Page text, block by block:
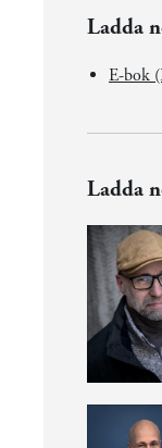
Ladda
E-bok
Ladda